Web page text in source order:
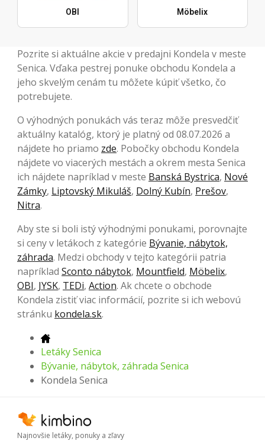
OBI Möbelix
Pozrite si aktuálne akcie v predajni Kondela v meste
Senica. Vďaka pestrej ponuke obchodu Kondela a
jeho skvelým cenám tu môžete kúpiť všetko, čo
potrebujete.
O výhodných ponukách vás teraz môže presvedčiť
aktuálny katalóg, ktorý je platný od 08.07.2026 a
nájdete ho priamo zde. Pobočky obchodu Kondela
nájdete vo viacerých mestách a okrem mesta Senica
ich nájdete napríklad v meste Banská Bystrica, Nové
Zámky, Liptovský Mikuláš, Dolný Kubín, Prešov,
Nitra.
Aby ste si boli istý výhodnými ponukami, porovnajte
si ceny v letákoch z kategórie Bývanie, nábytok,
záhrada. Medzi obchody v tejto kategórii patria
napríklad Sconto nábytok, Mountfield, Möbelix,
OBI, JYSK, TEDi, Action. Ak chcete o obchode
Kondela zistiť viac informácií, pozrite si ich webovú
stránku kondela.sk.
Letáky Senica
Bývanie, nábytok, záhrada Senica
Kondela Senica
Najnovšie letáky, ponuky a zľavy